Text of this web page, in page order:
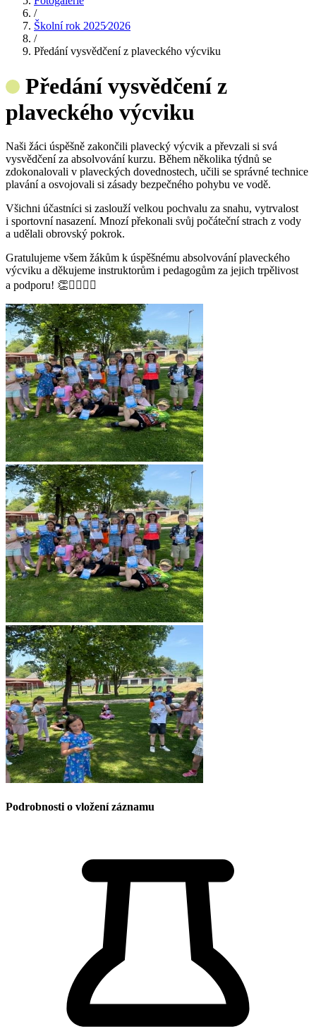
/
Školní rok 2025⁄2026
/
Předání vysvědčení z plaveckého výcviku
Předání vysvědčení z
plaveckého výcviku
Naši žáci úspěšně zakončili plavecký výcvik a převzali si svá
vysvědčení za absolvování kurzu. Během několika týdnů se
zdokonalovali v plaveckých dovednostech, učili se správné technice
plavání a osvojovali si zásady bezpečného pohybu ve vodě.
Všichni účastníci si zaslouží velkou pochvalu za snahu, vytrvalost
i sportovní nasazení. Mnozí překonali svůj počáteční strach z vody
a udělali obrovský pokrok.
Gratulujeme všem žákům k úspěšnému absolvování plaveckého
výcviku a děkujeme instruktorům i pedagogům za jejich trpělivost
a podporu! 👏🏊‍♀️🏊‍♂️
Podrobnosti o vložení záznamu